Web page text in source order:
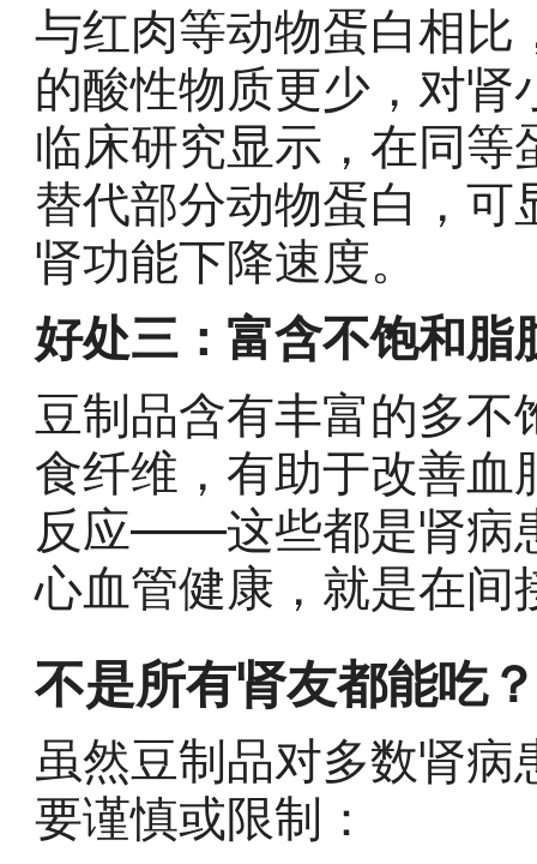
与红肉等动物蛋白相
的酸性物质更少，对
临床研究显示，在同
替代部分动物蛋白，
肾功能下降速度。
好处三：富含不饱和脂
豆制品含有丰富的多
食纤维，有助于改善
反应——这些都是肾病
心血管健康，就是在间
不是所有肾友都能吃
虽然豆制品对多数肾
要谨慎或限制：